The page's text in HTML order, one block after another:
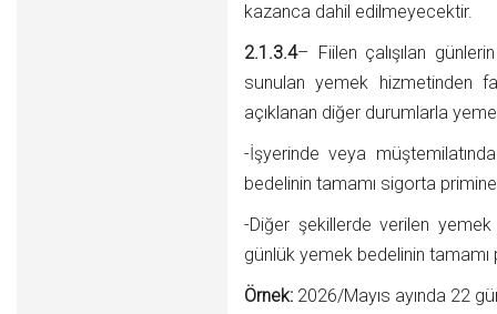
kazanca dahil edilmeyecektir.
2.1.3.4– Fiilen çalışılan
sunulan yemek hizmetinden
açıklanan diğer durumlarla
-İşyerinde veya
bedelinin tamamı sigorta
-Diğer şekillerde verilen yemek
günlük yemek bedelinin
Örnek: 2026/Mayıs ayında 22